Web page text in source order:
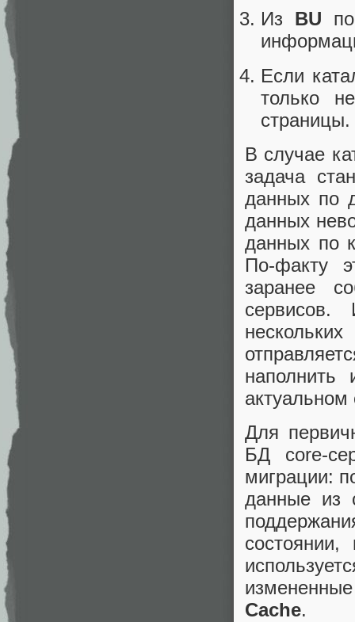
Из BU
Если
только
страницы.
В случае
задача
данных по
данных
данных по
По-факту
заранее
актуальном
Для
БД core-
миграции:
данные из
Cache.